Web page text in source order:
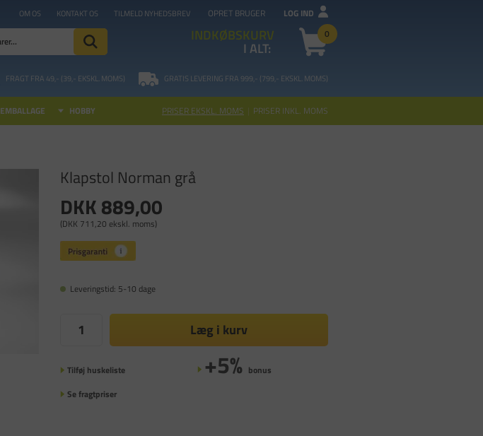
OM OS KONTAKT OS TILMELD NYHEDSBREV OPRET BRUGER LOG IND
INDKØBSKURV 0
I ALT:
FRAGT FRA 49,- (39,- EKSKL. MOMS) GRATIS LEVERING FRA 999,- (799,- EKSKL. MOMS)
EMBALLAGE HOBBY PRISER EKSKL. MOMS | PRISER INKL. MOMS
Klapstol Norman grå
DKK 889,00
(DKK 711,20 ekskl. moms)
Leveringstid: 5-10 dage
Læg i kurv
Tilføj huskeliste +5% bonus
Se fragtpriser